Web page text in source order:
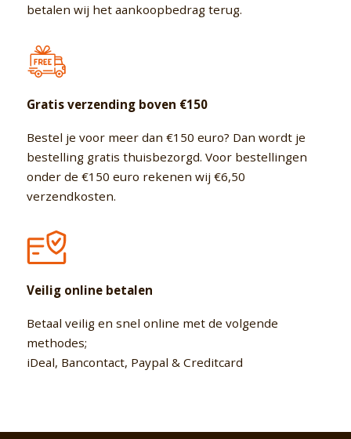
betalen wij het aankoopbedrag terug.
Gratis verzending boven €150
Bestel je voor meer dan €150 euro? Dan wordt je
bestelling gratis thuisbezorgd. Voor bestellingen
onder de €150 euro rekenen wij €6,50
verzendkosten.
Veilig online betalen
Betaal veilig en snel online met de volgende
methodes;
iDeal, Bancontact, Paypal & Creditcard